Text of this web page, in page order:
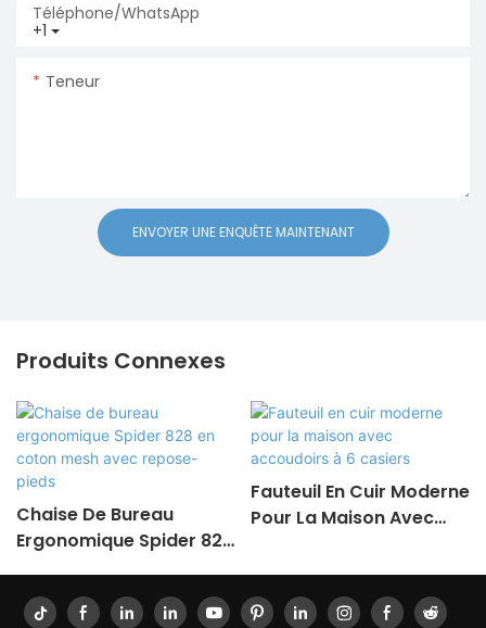
+1
Téléphone/WhatsApp
Teneur
ENVOYER UNE ENQUÊTE MAINTENANT
Produits Connexes
Chaise De Bureau
Ergonomique Spider 828
Repose-Pieds
Fauteuil En Cuir Moderne
Pour La Maison Avec